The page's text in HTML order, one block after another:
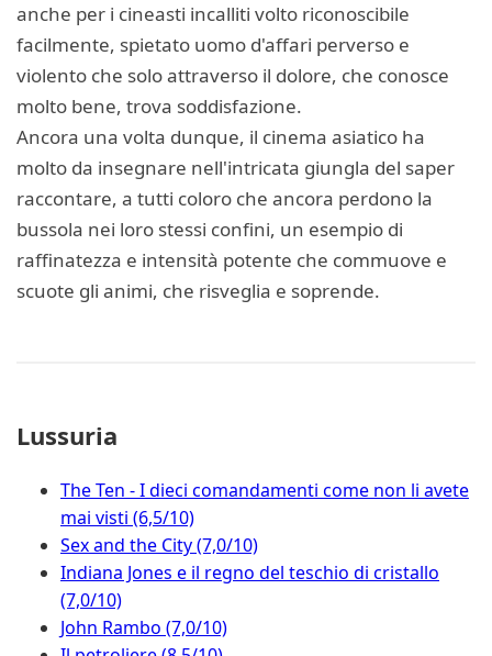
anche per i cineasti incalliti volto riconoscibile
facilmente, spietato uomo d'affari perverso e
violento che solo attraverso il dolore, che conosce
molto bene, trova soddisfazione.
Ancora una volta dunque, il cinema asiatico ha
molto da insegnare nell'intricata giungla del saper
raccontare, a tutti coloro che ancora perdono la
bussola nei loro stessi confini, un esempio di
raffinatezza e intensità potente che commuove e
scuote gli animi, che risveglia e soprende.
Lussuria
The Ten - I dieci comandamenti come non li avete
mai visti (6,5/10)
Sex and the City (7,0/10)
Indiana Jones e il regno del teschio di cristallo
(7,0/10)
John Rambo (7,0/10)